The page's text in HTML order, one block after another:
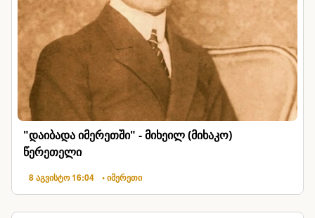
"დაიბადა იმერეთში" - მიხეილ (მიხაკო)
წერეთელი
8 აგვისტო 16:04 • იმერეთი